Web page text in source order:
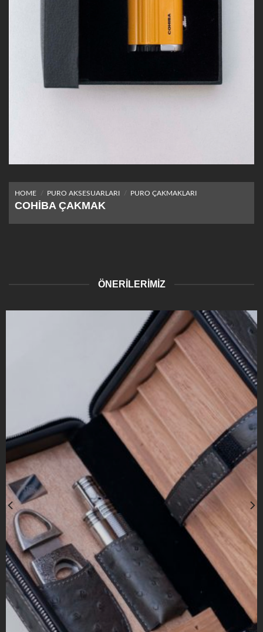
HOME / PURO AKSESUARLARI / PURO ÇAKMAKLARI
COHIBA ÇAKMAK
ÖNERİLERİMİZ